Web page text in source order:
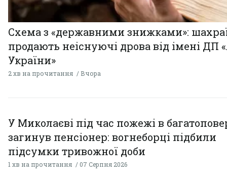
Схема з «державними знижками»:
продають неіснуючі дрова від імені ДП
України»
2 хв на прочитання Вчора
У Миколаєві під час пожежі в
загинув пенсіонер: вогнеборці підбили
підсумки тривожної доби
1 хв на прочитання 07 Серпня 2026